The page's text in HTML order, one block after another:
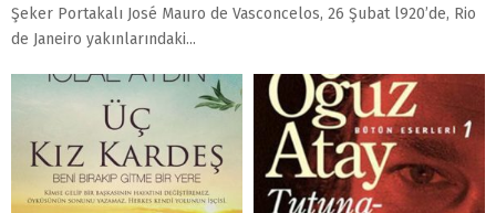
Şeker Portakalı José Mauro de Vasconcelos, 26 Şubat l920’de, Rio
de Janeiro yakınlarındaki...